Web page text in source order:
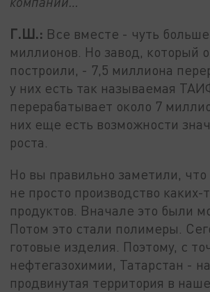
Г.Ш.: Все вместе - чуть
миллионов. Но завод, который
построили, - 7,5 миллиона
у них есть так называемая
перерабатывает около 7
них еще есть возможности
роста.
Но вы правильно заметили,
не просто производство каких-
продуктов. Вначале это были
Потом это стали полимеры.
готовые изделия. Поэтому, с
нефтегазохимии, Татарстан -
продвинутая территория в